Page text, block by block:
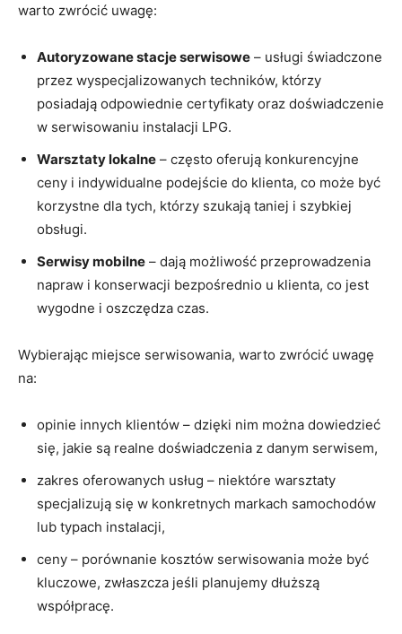
warto zwrócić uwagę:
Autoryzowane stacje serwisowe – usługi świadczone
przez wyspecjalizowanych techników, którzy
posiadają‌ odpowiednie certyfikaty oraz doświadczenie
w​ serwisowaniu instalacji LPG.
Warsztaty lokalne ⁣– często oferują konkurencyjne
ceny i indywidualne podejście do klienta, co może być
korzystne dla tych, którzy szukają taniej i szybkiej
obsługi.
Serwisy mobilne – dają możliwość przeprowadzenia
napraw i konserwacji bezpośrednio u klienta, co jest
wygodne i oszczędza czas.
Wybierając miejsce serwisowania, warto zwrócić uwagę
na:
opinie innych⁣ klientów – dzięki nim można dowiedzieć ​
się, jakie są realne doświadczenia z danym serwisem,
zakres oferowanych usług – niektóre warsztaty
specjalizują się w konkretnych ⁤markach samochodów
lub typach instalacji,
ceny – porównanie kosztów ‍serwisowania może być
kluczowe, zwłaszcza jeśli planujemy dłuższą
współpracę.